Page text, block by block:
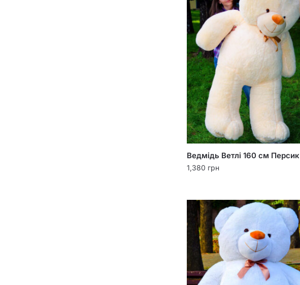
Ведмідь Ветлі 160 см Персик
1,380 грн